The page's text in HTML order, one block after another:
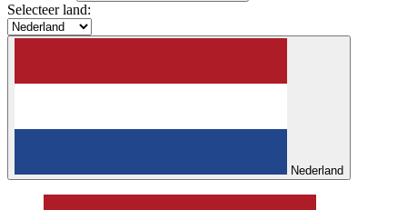
Selecteer land:
Nederland